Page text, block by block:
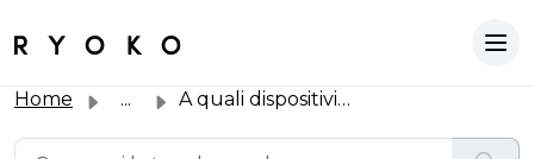
Home ... A quali dispositivi è possibile collegare l'hotspot W...